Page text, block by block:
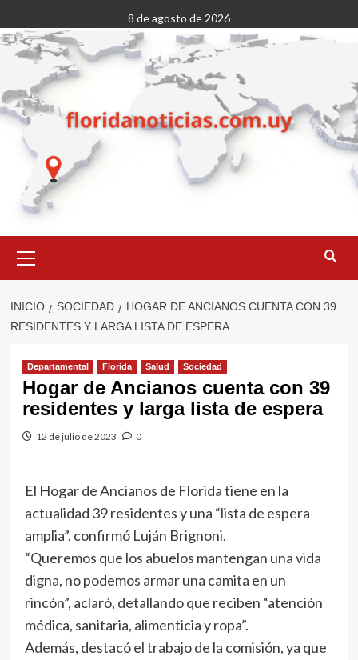
al
contenido
8 de agosto de 2026
primario
INICIO SOCIEDAD
HOGAR DE ANCIANOS CUENTA CON 39
RESIDENTES Y LARGA LISTA DE ESPERA
Departamental Florida Salud Sociedad
Hogar de Ancianos cuenta con 39
residentes y larga lista de espera
12 de julio de 2023 0
El Hogar de Ancianos de Florida tiene en la
actualidad 39 residentes y una “lista de espera
amplia”, confirmó Luján Brignoni.
“Queremos que los abuelos mantengan una vida
digna, no podemos armar una camita en un
rincón”, aclaró, detallando que reciben “atención
médica, sanitaria, alimenticia y ropa”.
Además, destacó el trabajo de la comisión, ya que